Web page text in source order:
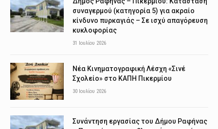
συναγερμού (κατηγορία 5) για ακραίο
κίνδυνο πυρκαγιάς – Σε ισχύ απαγόρευση
κυκλοφορίας
31 Ιουλίου 2026
Νέα Κινηματογραφική Λέσχη «Σινέ
Σχολείο» στο ΚΑΠΗ Πικερμίου
30 Ιουλίου 2026
Συνάντηση εργασίας του Δήμου Ραφήνας